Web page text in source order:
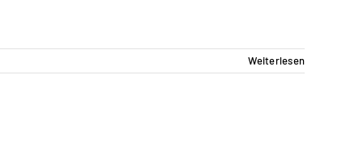
Weiterlesen